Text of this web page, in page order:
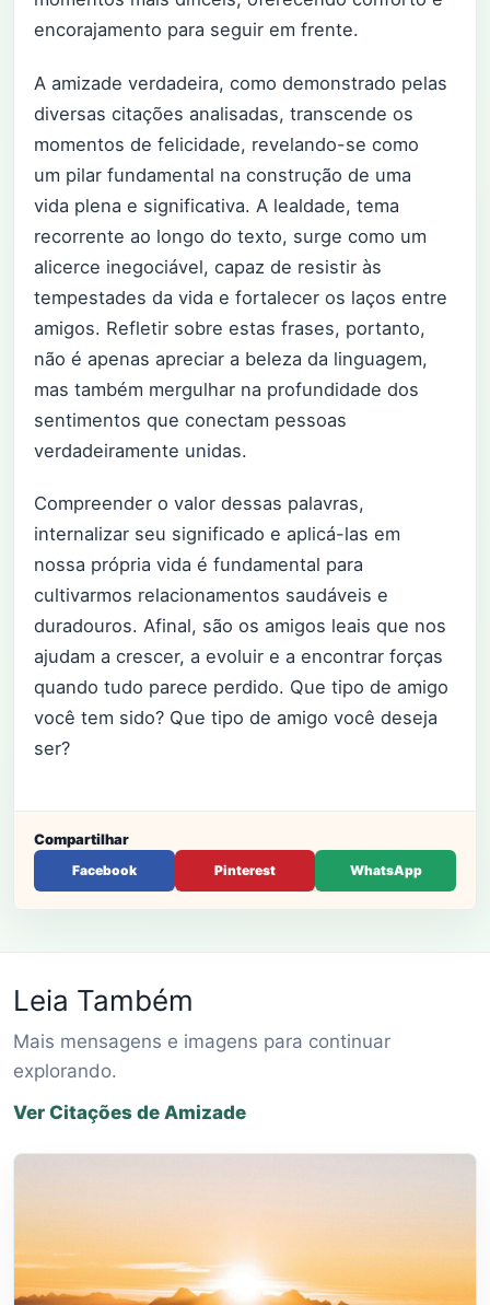
encorajamento para seguir em frente.
A amizade verdadeira, como demonstrado pelas
diversas citações analisadas, transcende os
momentos de felicidade, revelando-se como
um pilar fundamental na construção de uma
vida plena e significativa. A lealdade, tema
recorrente ao longo do texto, surge como um
alicerce inegociável, capaz de resistir às
tempestades da vida e fortalecer os laços entre
amigos. Refletir sobre estas frases, portanto,
não é apenas apreciar a beleza da linguagem,
mas também mergulhar na profundidade dos
sentimentos que conectam pessoas
verdadeiramente unidas.
Compreender o valor dessas palavras,
internalizar seu significado e aplicá-las em
nossa própria vida é fundamental para
cultivarmos relacionamentos saudáveis e
duradouros. Afinal, são os amigos leais que nos
ajudam a crescer, a evoluir e a encontrar forças
quando tudo parece perdido. Que tipo de amigo
você tem sido? Que tipo de amigo você deseja
ser?
Compartilhar
Facebook Pinterest WhatsApp
Leia Também
Mais mensagens e imagens para continuar
explorando.
Ver Citações de Amizade